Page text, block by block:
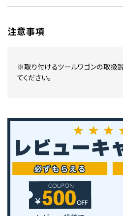
注意事項
※取り付けるツールワゴンの取扱
てください。